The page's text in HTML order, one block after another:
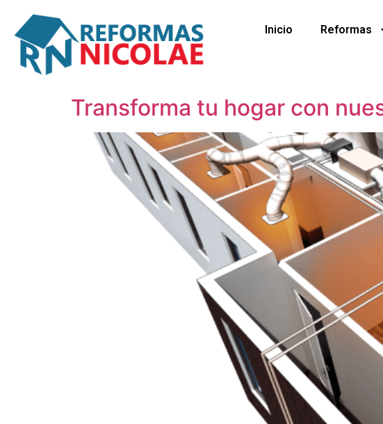
Inicio Reformas
Transforma tu hogar con